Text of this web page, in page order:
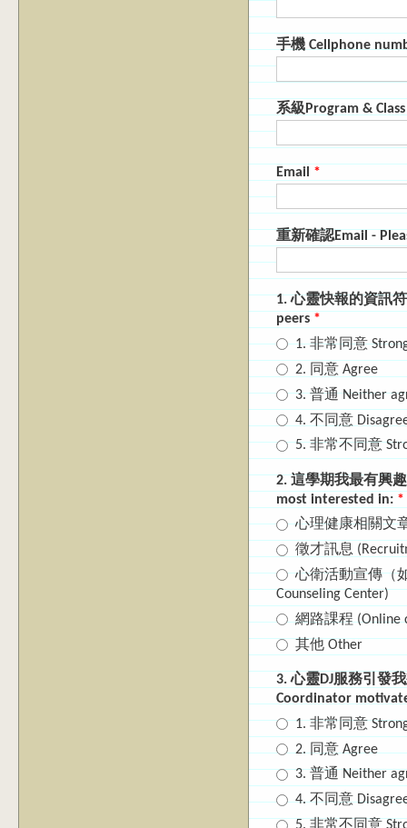
手機 Cellphone
系級Program &
Email *
重新確認Email -
1. 心靈快報的資訊
peers *
1. 非常同意
2. 同意 Agree
3. 普通 Neither
4. 不同意
5. 非常不同意
2. 這學期我最有興
most interested in: *
心理健康相關文
徵才訊息
心衛活動宣傳（
Counseling Center)
網路課程 (Online
其他 Other
3. 心靈DJ服務引發
Coordinator
1. 非常同意
2. 同意 Agree
3. 普通 Neither
4. 不同意